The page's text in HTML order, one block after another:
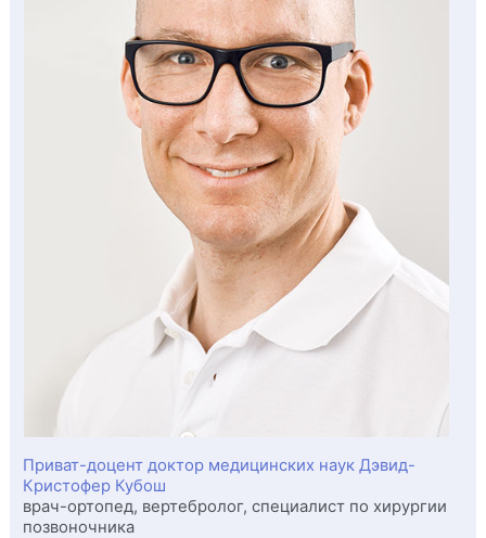
Приват-доцент доктор медицинских наук Дэвид-
Кристофер Кубош
врач-ортопед, вертебролог, специалист по хирургии
позвоночника